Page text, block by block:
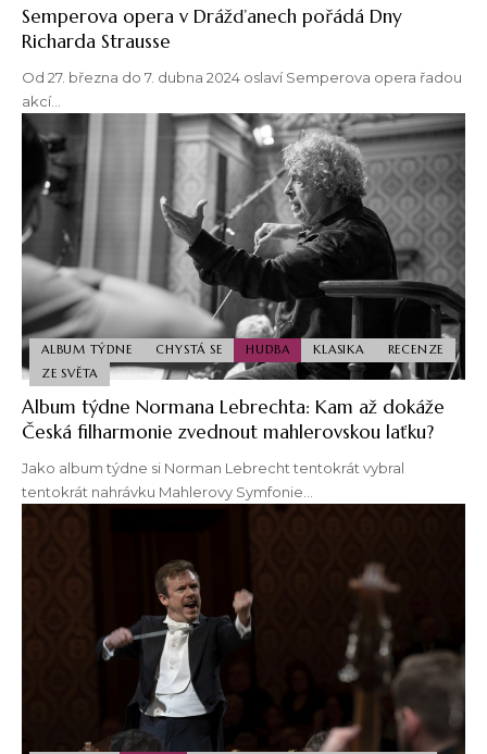
Semperova opera v Drážďanech pořádá Dny
Richarda Strausse
Od 27. března do 7. dubna 2024 oslaví Semperova opera řadou
akcí…
ALBUM TÝDNE CHYSTÁ SE HUDBA KLASIKA
RECENZE
ZE SVĚTA
Album týdne Normana Lebrechta: Kam až dokáže
Česká filharmonie zvednout mahlerovskou laťku?
Jako album týdne si Norman Lebrecht tentokrát vybral
tentokrát nahrávku Mahlerovy Symfonie…